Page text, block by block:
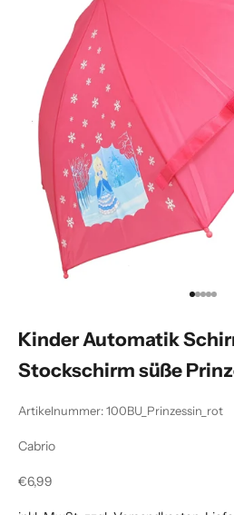
Gehe
Gehe
Gehe
Kinder Automatik
Stockschirm süße
Artikelnummer: 100BU_Prinzessin_rot
Cabrio
Angebot
€6,99